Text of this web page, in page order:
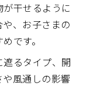
干せるように
、お子さまの
です。
るタイプ、開
風通しの影響